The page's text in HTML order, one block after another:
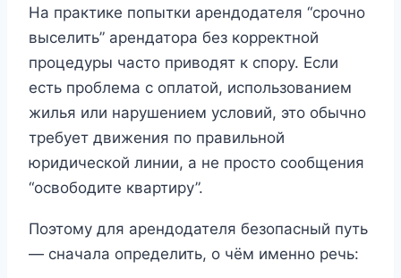
На практике попытки арендодателя “срочно
выселить” арендатора без корректной
процедуры часто приводят к спору. Если
есть проблема с оплатой, использованием
жилья или нарушением условий, это обычно
требует движения по правильной
юридической линии, а не просто сообщения
“освободите квартиру”.
Поэтому для арендодателя безопасный путь
— сначала определить, о чём именно речь: